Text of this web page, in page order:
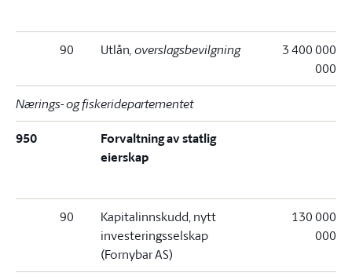
90 Utlån, overslagsbevilgning
3 400 000
000
Nærings- og fiskeridepartementet
950
Forvaltning av statlig
eierskap
90
Kapitalinnskudd, nytt
investeringsselskap
(Fornybar AS)
130 000
000